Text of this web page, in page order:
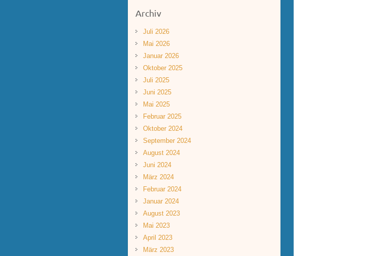
Archiv
Juli 2026
Mai 2026
Januar 2026
Oktober 2025
Juli 2025
Juni 2025
Mai 2025
Februar 2025
Oktober 2024
September 2024
August 2024
Juni 2024
März 2024
Februar 2024
Januar 2024
August 2023
Mai 2023
April 2023
März 2023